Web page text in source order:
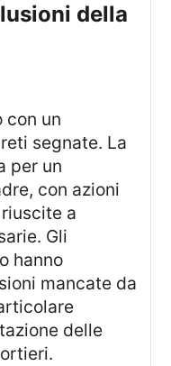
segnate. La
per un
con azioni
a
Gli
hanno
mancate da
delle